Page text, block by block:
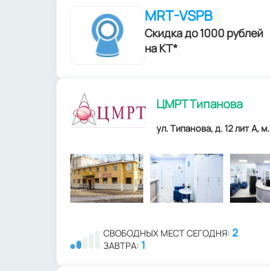
MRT-VSPB
Скидка до 1000 рублей
на КТ*
ЦМРТ Типанова
ул. Типанова, д. 12 лит А,
СВОБОДНЫХ МЕСТ СЕГОДНЯ: 2
ЗАВТРА: 1